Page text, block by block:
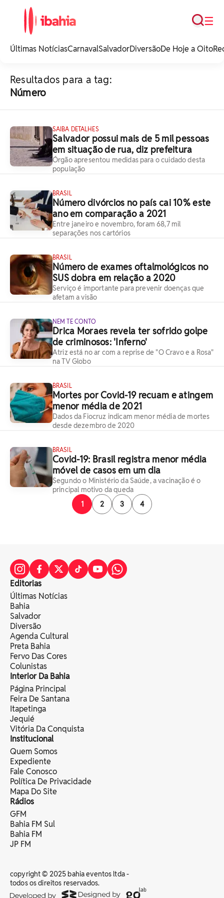
noticias e
☰
Busca
Últimas NotíciasCarnavalSalvadorDiversãoDe Hoje a Oito
Resultados para a tag:
Número
SAIBA DETALHES
Salvador possui mais de 5 mil pessoas
em situação de rua, diz prefeitura
Órgão apresentou medidas para o cuidado desta
população
BRASIL
Número divórcios no país cai 10% este
ano em comparação a 2021
Entre janeiro e novembro, foram 68,7 mil
separações nos cartórios
BRASIL
Número de exames oftalmológicos no
SUS dobra em relação a 2020
Serviço é importante para prevenir doenças que
afetam a visão
NEM TE CONTO
Drica Moraes revela ter sofrido golpe
de criminosos: 'Inferno'
Atriz está no ar com a reprise de "O Cravo e a Rosa"
na TV Globo
BRASIL
Mortes por Covid-19 recuam e atingem
menor média de 2021
Dados da Fiocruz indicam menor média de mortes
desde dezembro de 2020
BRASIL
Covid-19: Brasil registra menor média
móvel de casos em um dia
Segundo o Ministério da Saúde, a vacinação é o
principal motivo da queda
1
2 3 4
Editorias
Últimas Notícias
Bahia
Salvador
Diversão
Agenda Cultural
Preta Bahia
Fervo Das Cores
Colunistas
Interior Da Bahia
Página Principal
Feira De Santana
Itapetinga
Jequié
Vitória Da Conquista
Institucional
Quem Somos
Expediente
Fale Conosco
Política De Privacidade
Mapa Do Site
Rádios
GFM
Bahia FM Sul
Bahia FM
JP FM
copyright © 2025 bahia eventos ltda -
todos os direitos reservados.